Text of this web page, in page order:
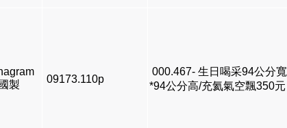
製
09173.110p
000.467- 生日喝采94公分寬
*94公分高/充氦氣空飄350元